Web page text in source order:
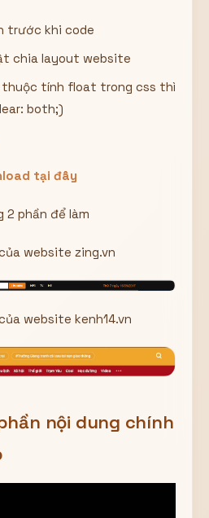
trước khi code
chia layout website
thuộc tính float trong css thì
both;)
tại đây
2 phần để làm
website zing.vn
website kenh14.vn
nội dung chính